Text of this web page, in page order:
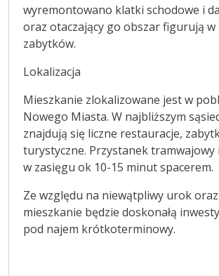
wyremontowano klatki schodowe i
oraz otaczający go obszar figurują
zabytków.
Lokalizacja
Mieszkanie zlokalizowane jest w
Nowego Miasta. W najbliższym
znajdują się liczne restauracje,
turystyczne. Przystanek tramwajowy
w zasięgu ok 10-15 minut spacerem.
Ze względu na niewątpliwy urok
mieszkanie będzie doskonałą
pod najem krótkoterminowy.